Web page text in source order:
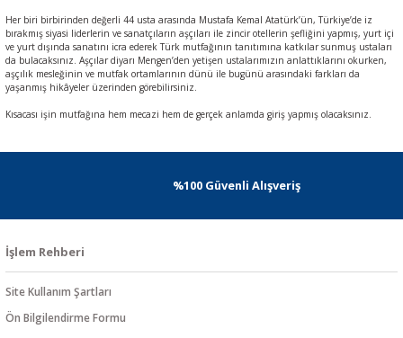
Her biri birbirinden değerli 44 usta arasında Mustafa Kemal Atatürk’ün, Türkiye’de iz
bırakmış siyasi liderlerin ve sanatçıların aşçıları ile zincir otellerin şefliğini yapmış, yurt içi
ve yurt dışında sanatını icra ederek Türk mutfağının tanıtımına katkılar sunmuş ustaları
da bulacaksınız. Aşçılar diyarı Mengen’den yetişen ustalarımızın anlattıklarını okurken,
aşçılık mesleğinin ve mutfak ortamlarının dünü ile bugünü arasındaki farkları da
yaşanmış hikâyeler üzerinden görebilirsiniz.
Kısacası işin mutfağına hem mecazi hem de gerçek anlamda giriş yapmış olacaksınız.
%100 Güvenli Alışveriş
İşlem Rehberi
Site Kullanım Şartları
Ön Bilgilendirme Formu